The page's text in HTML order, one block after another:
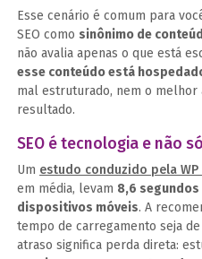
Esse cenário é comum para
SEO como sinônimo de
não avalia apenas o que está
esse conteúdo está
mal estruturado, nem o
resultado.
SEO é tecnologia e não
Um estudo conduzido pela WP
em média, levam 8,6
dispositivos móveis. A
tempo de carregamento seja
atraso significa perda direta: